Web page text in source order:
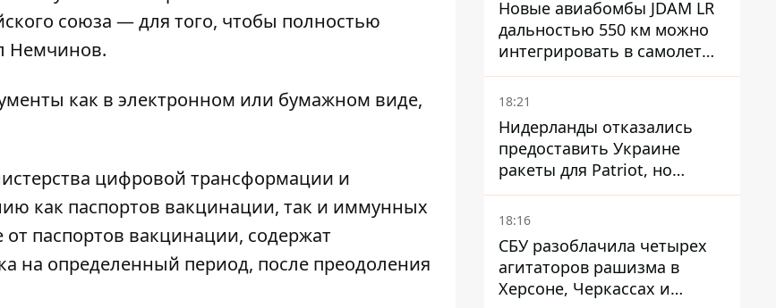
союза — для того, чтобы полностью
Немчинов.
как в электронном или бумажном виде,
цифровой трансформации и
как паспортов вакцинации, так и иммунных
паспортов вакцинации, содержат
на определенный период, после преодоления
Новые авиабомбы JDAM LR
дальностью 550 км можно
интегрировать в самолеты
ВСУ, но есть нюансы.
18:21
Нидерланды отказались
предоставить Украине
ракеты для Patriot, но
готовы помочь иначе
18:16
СБУ разоблачила четырех
агитаторов рашизма в
Херсоне, Черкассах и